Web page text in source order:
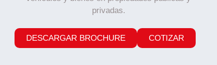
privadas.
DESCARGAR BROCHURE COTIZAR